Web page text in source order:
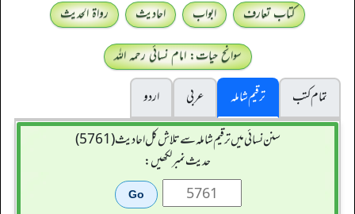
کتاب تعارف ابواب احادیث
رواۃ الحدیث
سوانح حیات: امام نسائی رحمہ اللہ
تمام کتب
ترقیم شاملہ عربی
اردو
سنن نسائی میں ترقیم شاملہ سے تلاش کل احادیث (5761)
حدیث نمبر لکھیں: